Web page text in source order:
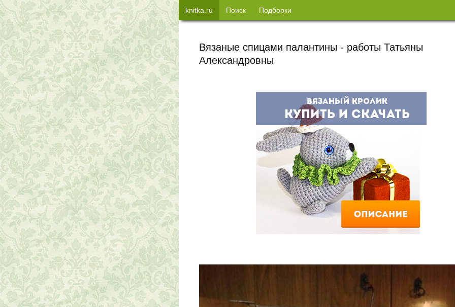
Вязаные спицами палантины - работы Татьяны
Александровны
knitka.ru Поиск Подборки